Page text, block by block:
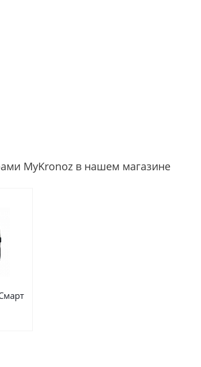
MyKronoz в нашем магазине